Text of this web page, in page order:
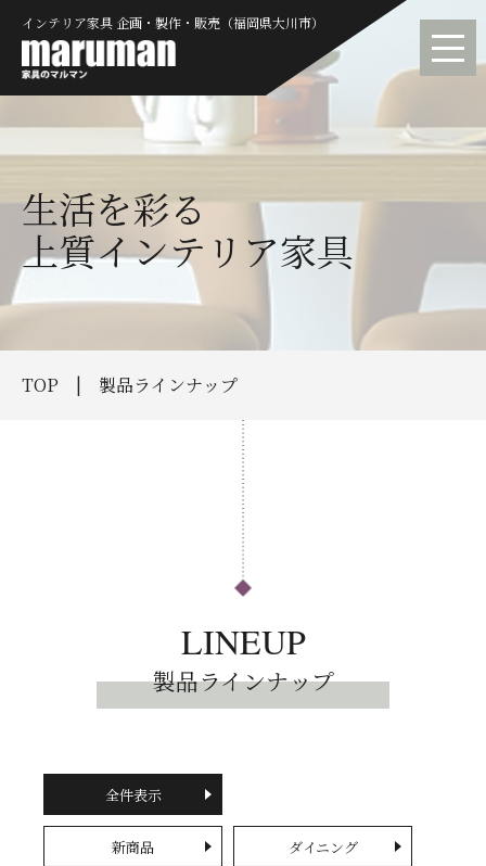
インテリア家具 企画・製作・販売（福岡県大川市）
生活を彩る
上質インテリア家具
TOP 製品ラインナップ
LINEUP
製品ラインナップ
全件表示
新商品 ダイニング